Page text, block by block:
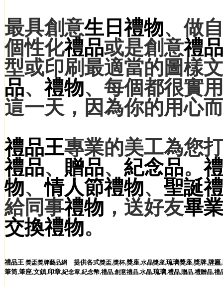
最具創意生日禮物、做
個性化禮品或是創意禮品
型或印刷最適當的圖樣
品、禮物、每個都很實
這一天，因為你的用心
禮品王專業的美工為您
禮品、 贈品、 紀念品。
物、情人節禮物、 聖誕
給同事禮物 ，送好友畢
交換禮物。
禮品王 獎盃獎牌藝品網 提供各式獎盃,獎杯,獎座,水晶獎座,琉璃獎座,獎牌,牌匾,
筆筒,筆座,文鎮,印章,紀念章,紀念幣,禮品,創意禮品,水晶,琉璃,禮品,贈品,禮贈品,禮